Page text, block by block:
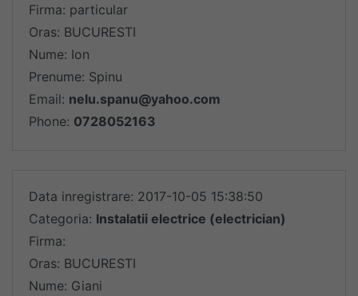
Firma: particular
Oras: BUCURESTI
Nume: Ion
Prenume: Spinu
Email: nelu.spanu@yahoo.com
Phone: 0728052163
Data inregistrare: 2017-10-05 15:38:50
Categoria: Instalatii electrice (electrician)
Firma:
Oras: BUCURESTI
Nume: Giani